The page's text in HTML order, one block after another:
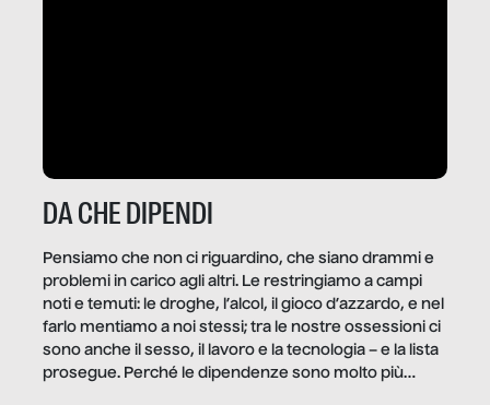
DA CHE DIPENDI
Pensiamo che non ci riguardino, che siano drammi e
problemi in carico agli altri. Le restringiamo a campi
noti e temuti: le droghe, l’alcol, il gioco d’azzardo, e nel
farlo mentiamo a noi stessi; tra le nostre ossessioni ci
sono anche il sesso, il lavoro e la tecnologia – e la lista
prosegue. Perché le dipendenze sono molto più